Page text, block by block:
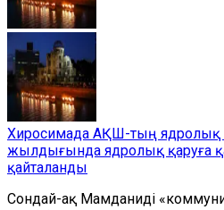
Хиросимада АҚШ-тың
жылдығында ядролық қаруға
қайталанды
Сондай-ақ Мамданиді